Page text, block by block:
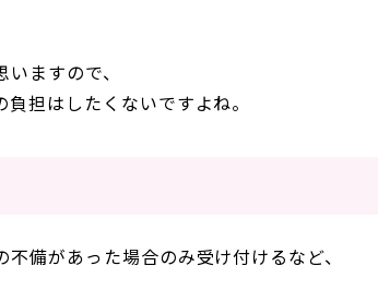
ますので、
担はしたくないですよね。
備があった場合のみ受け付けるなど、